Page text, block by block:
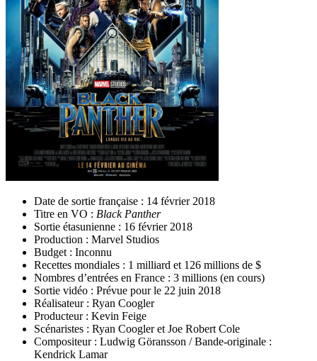
Date de sortie française : 14 février 2018
Titre en VO : Black Panther
Sortie étasunienne : 16 février 2018
Production : Marvel Studios
Budget : Inconnu
Recettes mondiales : 1 milliard et 126 millions de $
Nombres d’entrées en France : 3 millions (en cours)
Sortie vidéo : Prévue pour le 22 juin 2018
Réalisateur : Ryan Coogler
Producteur : Kevin Feige
Scénaristes : Ryan Coogler et Joe Robert Cole
Compositeur : Ludwig Göransson / Bande-originale :
Kendrick Lamar